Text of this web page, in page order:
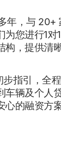
年，与 20+
您进行1对
构，提供清
指引，全
车辆及个人
的融资方案